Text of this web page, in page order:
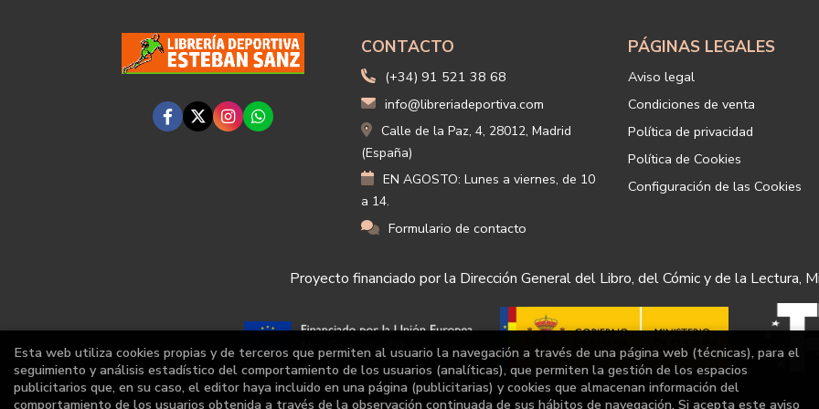
Legitimación: está basada en el
Criterios de conservación de los
suprimirán con medidas de
los datos.
Destinatarios: no se cederán a
Derechos que asisten al Usuario:
a) Derecho a retirar el
protección de datos https://
Puede ejercer estos derechos
postal, ambos con la fotocopia
Responsable del tratamiento:
Dirección postal: c/Paz, 4 28012
Dirección electrónica:
CONTACTO
(+34) 91 521 38 68
info@libreriadeportiva.com
Calle de la Paz, 4, 28012, Madrid
(España)
EN AGOSTO: Lunes a viernes, de 10
a 14.
Formulario de contacto
PÁGINAS LEGALES
Aviso legal
Condiciones de venta
Política de privacidad
Política de Cookies
Configuración de las Cookies
Proyecto financiado por la Dirección General del Libro, del Cómic y de la Lectura,
Esta web utiliza cookies propias y de terceros que permiten al usuario la navegación a través de una página web (técnicas), para el
seguimiento y análisis estadístico del comportamiento de los usuarios (analíticas), que permiten la gestión de los espacios
publicitarios que, en su caso, el editor haya incluido en una página (publicitarias) y cookies que almacenan información del
comportamiento de los usuarios obtenida a través de la observación continuada de sus hábitos de navegación. Si acepta este aviso